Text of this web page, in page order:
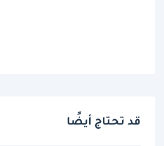
قد تحتاج أيضًا